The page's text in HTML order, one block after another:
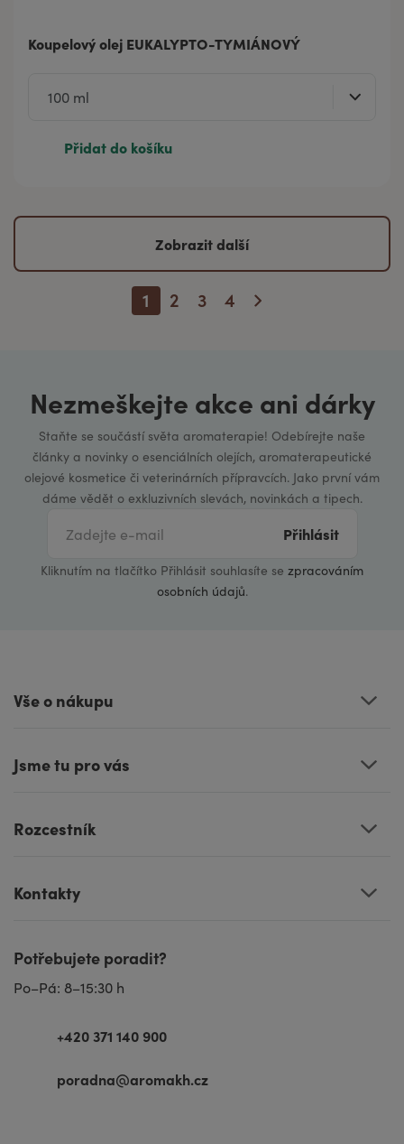
Koupelový olej EUKALYPTO-TYMIÁNOVÝ
Přidat do košíku
Zobrazit další
1 2 3 4
Nezmeškejte akce ani dárky
Staňte se součástí světa aromaterapie! Odebírejte naše
články a novinky o esenciálních olejích, aromaterapeutické
olejové kosmetice či veterinárních přípravcích. Jako první vám
dáme vědět o exkluzivních slevách, novinkách a tipech.
Přihlásit
Kliknutím na tlačítko Přihlásit souhlasíte se zpracováním
osobních údajů.
Vše o nákupu
Jsme tu pro vás
Rozcestník
Kontakty
Potřebujete poradit?
Po–Pá: 8–15:30 h
+420 371 140 900
poradna@aromakh.cz